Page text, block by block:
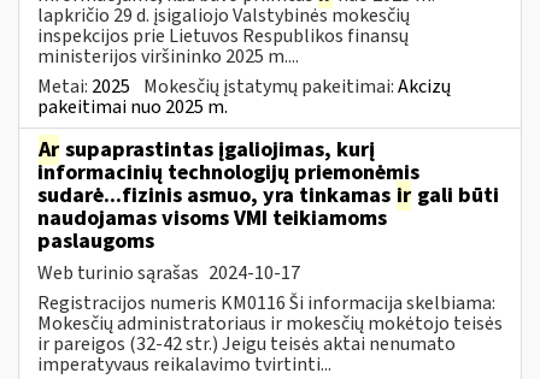
lapkričio 29 d. įsigaliojo Valstybinės mokesčių
inspekcijos prie Lietuvos Respublikos finansų
ministerijos viršininko 2025 m....
Metai: 2025 Mokesčių įstatymų pakeitimai:Akcizų
pakeitimai nuo 2025 m.
Ar supaprastintas įgaliojimas, kurį
informacinių technologijų priemonėmis
sudarė...fizinis asmuo, yra tinkamas ir gali būti
naudojamas visoms VMI teikiamoms
paslaugoms
Web turinio sąrašas 2024-10-17
Registracijos numeris KM0116 Ši informacija skelbiama:
Mokesčių administratoriaus ir mokesčių mokėtojo teisės
ir pareigos (32-42 str.) Jeigu teisės aktai nenumato
imperatyvaus reikalavimo tvirtinti...